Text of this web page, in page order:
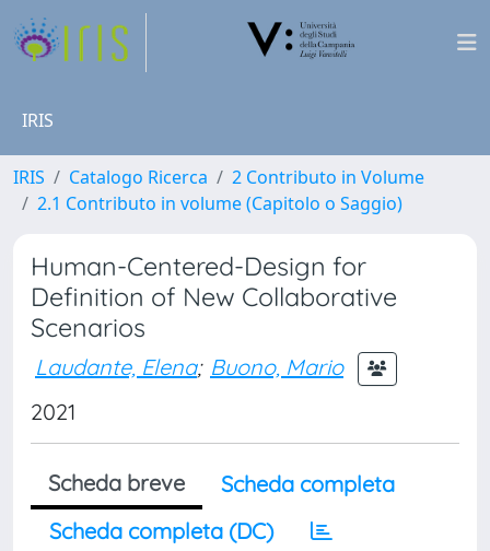
IRIS
IRIS Catalogo Ricerca
2 Contributo in Volume
2.1 Contributo in volume (Capitolo o Saggio)
Human-Centered-Design for
Definition of New Collaborative
Scenarios
Laudante, Elena; Buono, Mario
2021
Scheda breve
Scheda completa
Scheda completa (DC)